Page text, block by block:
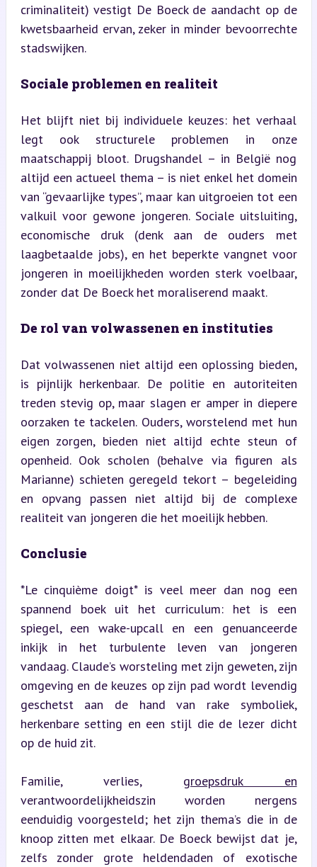
criminaliteit) vestigt De Boeck de aandacht op de
kwetsbaarheid ervan, zeker in minder bevoorrechte
stadswijken.
Sociale problemen en realiteit
Het blijft niet bij individuele keuzes: het verhaal
legt ook structurele problemen in onze
maatschappij bloot. Drugshandel – in België nog
altijd een actueel thema – is niet enkel het domein
van “gevaarlijke types”, maar kan uitgroeien tot een
valkuil voor gewone jongeren. Sociale uitsluiting,
economische druk (denk aan de ouders met
laagbetaalde jobs), en het beperkte vangnet voor
jongeren in moeilijkheden worden sterk voelbaar,
zonder dat De Boeck het moraliserend maakt.
De rol van volwassenen en instituties
Dat volwassenen niet altijd een oplossing bieden,
is pijnlijk herkenbaar. De politie en autoriteiten
treden stevig op, maar slagen er amper in diepere
oorzaken te tackelen. Ouders, worstelend met hun
eigen zorgen, bieden niet altijd echte steun of
openheid. Ook scholen (behalve via figuren als
Marianne) schieten geregeld tekort – begeleiding
en opvang passen niet altijd bij de complexe
realiteit van jongeren die het moeilijk hebben.
Conclusie
*Le cinquième doigt* is veel meer dan nog een
spannend boek uit het curriculum: het is een
spiegel, een wake-upcall en een genuanceerde
inkijk in het turbulente leven van jongeren
vandaag. Claude’s worsteling met zijn geweten, zijn
omgeving en de keuzes op zijn pad wordt levendig
geschetst aan de hand van rake symboliek,
herkenbare setting en een stijl die de lezer dicht
op de huid zit.
Familie, verlies, groepsdruk en
verantwoordelijkheidszin worden nergens
eenduidig voorgesteld; het zijn thema’s die in de
knoop zitten met elkaar. De Boeck bewijst dat je,
zelfs zonder grote heldendaden of exotische